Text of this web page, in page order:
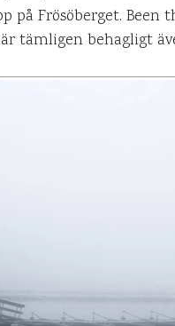
på Frösöberget. Been
tämligen behagligt